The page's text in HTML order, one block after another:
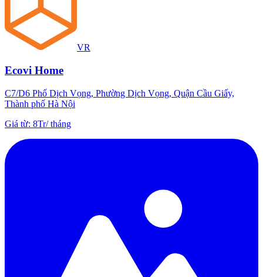
VR
Ecovi Home
C7/D6 Phố Dịch Vọng, Phường Dịch Vọng, Quận Cầu Giấy,
Thành phố Hà Nội
Giá từ: 8Tr/tháng